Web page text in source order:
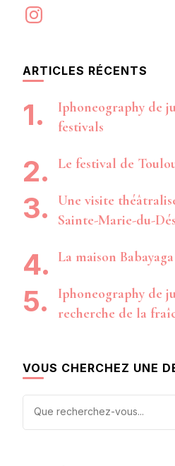
Instagram
ARTICLES RÉCENTS
Iphoneography de
festivals
Le festival de
Une visite
Sainte-Marie-du-
La maison Babayaga
Iphoneography de
recherche de la
VOUS CHERCHEZ UNE
Vous